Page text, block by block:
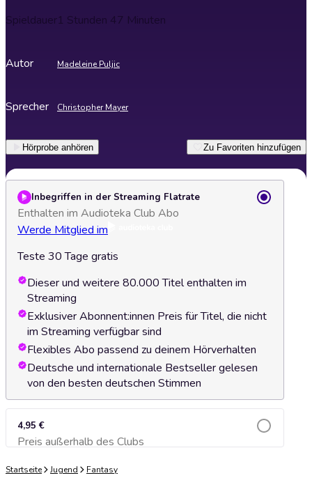
Spieldauer1 Stunden 47 Minuten
Autor Madeleine Puljic
Sprecher Christopher Mayer
Hörprobe anhören Zu Favoriten hinzufügen
Inbegriffen in der Streaming Flatrate
Enthalten im Audioteka Club Abo
Werde Mitglied im
Teste 30 Tage gratis
Dieser und weitere 80.000 Titel enthalten im
Streaming
Exklusiver Abonnent:innen Preis für Titel, die nicht
im Streaming verfügbar sind
Flexibles Abo passend zu deinem Hörverhalten
Deutsche und internationale Bestseller gelesen
von den besten deutschen Stimmen
4,95 €
Preis außerhalb des ClubsZum Warenkorb hinzufügen
Startseite Jugend Fantasy